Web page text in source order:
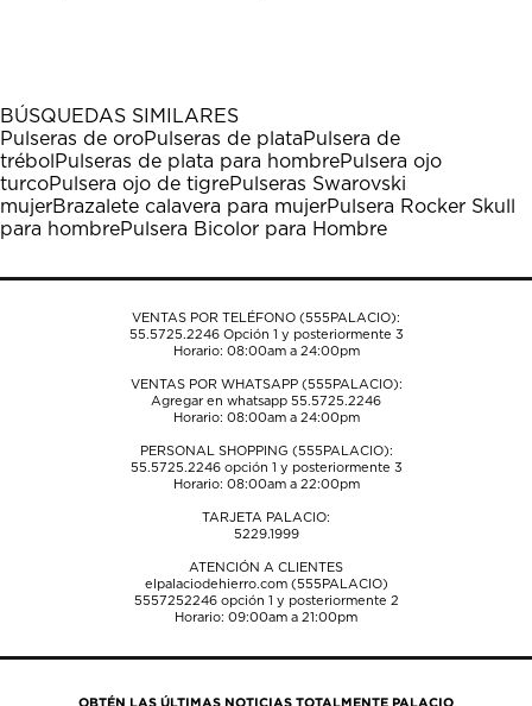
1
estrella
Esta
acción
abrirá
el
formulario
envío.
estrellas.
Esta
acción
abrirá
el
formulario
envío.
estrellas.
Esta
acción
abrirá
el
formulario
envío.
estrellas.
Esta
acción
abrirá
el
formulario
envío.
estrellas.
Esta
acción
abrirá
el
formulario
envío.
BÚSQUEDAS SIMILARES
Pulseras de oroPulseras de plataPulsera de
trébol Pulseras de plata para hombrePulsera ojo
turcoPulsera ojo de tigrePulseras Swarovski
mujerBrazalete calavera para mujerPulsera Rocker Skull
para hombrePulsera Bicolor para Hombre
VENTAS POR TELÉFONO (555PALACIO):
55.5725.2246Opción 1 y posteriormente 3
Horario: 08:00am a 24:00pm
VENTAS POR WHATSAPP (555PALACIO):
Agregar en whatsapp 55.5725.2246
Horario: 08:00am a 24:00pm
PERSONAL SHOPPING (555PALACIO):
55.5725.2246opción 1 y posteriormente 3
Horario: 08:00am a 22:00pm
TARJETA PALACIO:
5229.1999
ATENCIÓN A CLIENTES
elpalaciodehierro.com (555PALACIO)
5557252246opción 1 y posteriormente 2
Horario: 09:00am a 21:00pm
OBTÉN LAS ÚLTIMAS NOTICIAS TOTALMENTE PALACIO